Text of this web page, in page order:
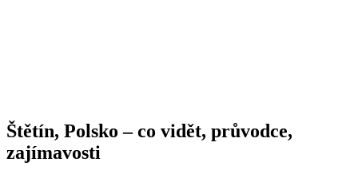
Štětín, Polsko – co vidět, průvodce,
zajímavosti